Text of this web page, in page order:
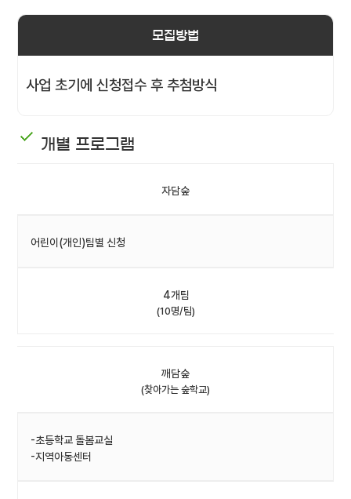
모집방법
사업 초기에 신청접수 후 추첨방식
개별 프로그램
자담숲
어린이(개인)팀별 신청
4개팀
(10명/팀)
깨담숲
(찾아가는 숲학교)
-초등학교 돌봄교실
-지역아동센터